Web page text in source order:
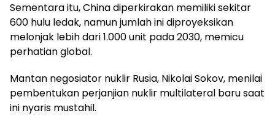
Sementara itu, China diperkirakan memiliki sekitar
600 hulu ledak, namun jumlah ini diproyeksikan
melonjak lebih dari 1.000 unit pada 2030, memicu
perhatian global.
Mantan negosiator nuklir Rusia, Nikolai Sokov, menilai
pembentukan perjanjian nuklir multilateral baru saat
ini nyaris mustahil.